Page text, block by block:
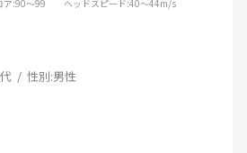
ア:90～99 ヘッドスピード:40～44m/s
性別:男性